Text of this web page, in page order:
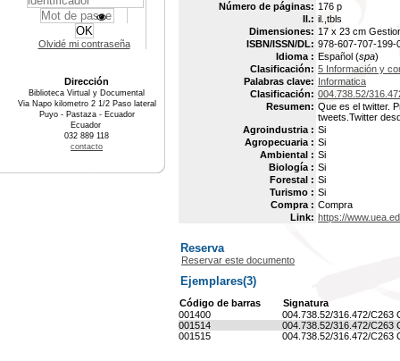
Número de páginas: 176 p
Il.: il.,tbls
Dimensiones: 17 x 23 cm
ISBN/ISSN/DL: 978-607-707-199-
Idioma : Español (spa)
Clasificación: 5 Información y
Palabras clave: Informatica
Clasificación: 004.738.52/
Resumen: Que es el twitter.
tweets.Twitter
Agroindustria : Si
Agropecuaria : Si
Ambiental : Si
Biología : Si
Forestal : Si
Turismo : Si
Compra : Compra
Link: https://
Reserva
Reservar este documento
Ejemplares(3)
Código de barras
Signatura
001400
004.738.52/316.472/C263
001514
004.738.52/316.472/C263
001515
004.738.52/316.472/C263
Olvidé mi contraseña
Dirección
Biblioteca Virtual y Documental
Via Napo kilometro 2 1/2 Paso lateral
Puyo - Pastaza - Ecuador
Ecuador
032 889 118
contacto